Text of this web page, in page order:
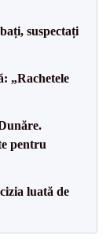
suspectați
„Rachetele
pentru
luată de